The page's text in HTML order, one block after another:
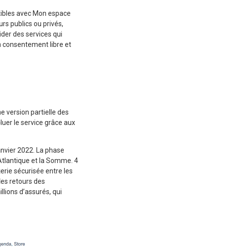
avec Mon espace
publics ou privés,
des services qui
consentement libre et
version partielle des
le service grâce aux
2022. La phase
et la Somme. 4
sécurisée entre les
retours des
d’assurés, qui